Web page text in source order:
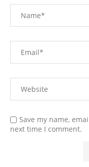
Save my name,
next time I comment.